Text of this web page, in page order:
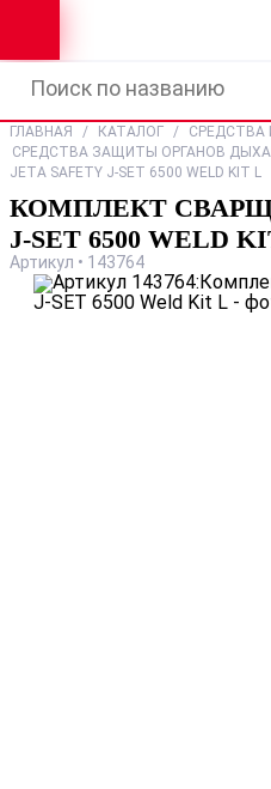
ГЛАВНАЯ / КАТАЛОГ / СРЕДСТВА
СРЕДСТВА ЗАЩИТЫ ОРГАНОВ
JETA SAFETY J-SET 6500 WELD KIT L
КОМПЛЕКТ
J-SET 6500 WELD
Артикул • 143764